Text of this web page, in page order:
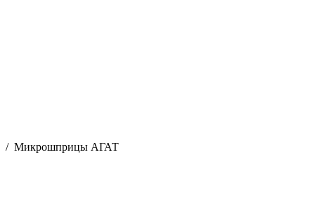
/ Микрошприцы АГАТ